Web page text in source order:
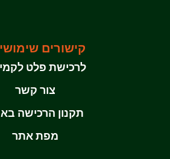
קישורים
לרכישת פלט
צור קשר
תקנון הרכישה
מפת אתר